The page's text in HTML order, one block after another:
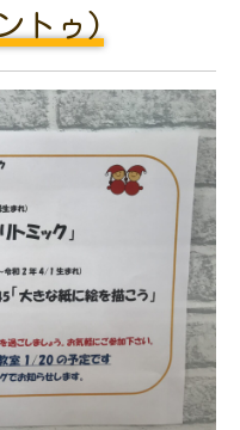
トゥ)